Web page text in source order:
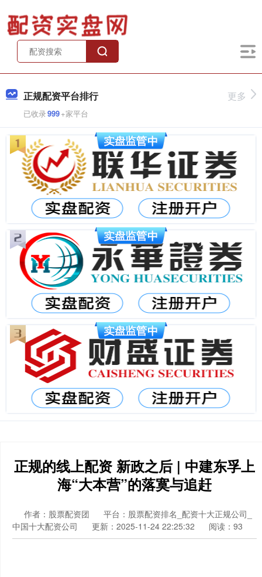
正规配资平台排行
已收录999+家平台
更多
正规的线上配资 新政之后 | 中建东孚上
海“大本营”的落寞与追赶
作者：股票配资团
平台：股票配资排名_配资十大正规公司_
中国十大配资公司
更新：2025-11-24 22:25:32 阅读：93